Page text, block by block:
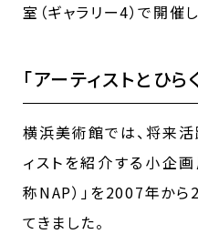
室（ギャラリー4）で開催し
「アーティストとひら
横浜美術館では、将来
ィストを紹介する小企
称NAP）」を2007年か
てきました。